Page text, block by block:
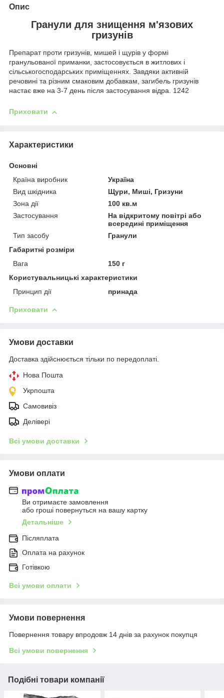
Опис
Гранули для знищення м'язових
гризунів
Препарат проти гризунів, мишей і щурів у формі
гранульованої приманки, застосовується в житлових і
сільськогосподарських приміщеннях. Завдяки активній
речовині та різним смаковим добавкам, загибель гризунів
настає вже на 3-7 день після застосування відра. 1242
Приховати
Характеристики
Основні
Країна виробник
Україна
Вид шкідника
Щури, Миші, Гризуни
Зона дії
100 кв.м
Застосування
На відкритому повітрі або
всередині приміщення
Тип засобу
Гранули
Габаритні розміри
Вага
150 г
Користувальницькі характеристики
Принцип дії
принада
Приховати
Умови доставки
Доставка здійснюється тільки по передоплаті.
Нова Пошта
Укрпошта
Самовивіз
Делівері
Всі умови доставки
Умови оплати
Ви отримаєте замовлення
або гроші повернуться на вашу картку
Детальніше
Післяплата
Оплата на рахунок
Готівкою
Всі умови оплати
Умови повернення
Повернення товару впродовж 14 днів за рахунок покупця
Всі умови повернення
Подібні товари компанії